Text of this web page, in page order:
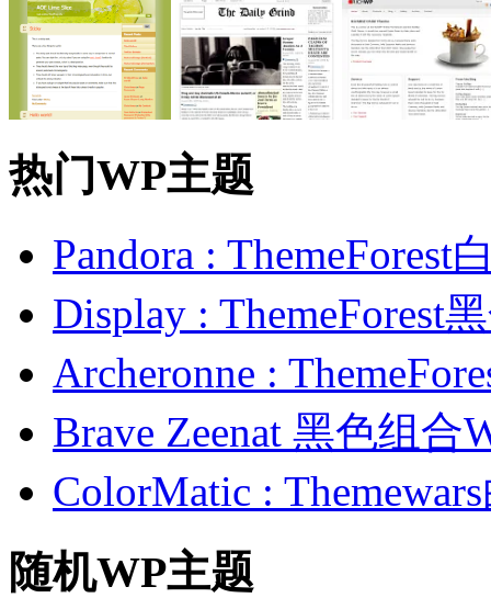
热门WP主题
Pandora : ThemeForest
Display : ThemeForest
Archeronne :
Brave Zeenat 黑色组合
ColorMatic :
随机WP主题